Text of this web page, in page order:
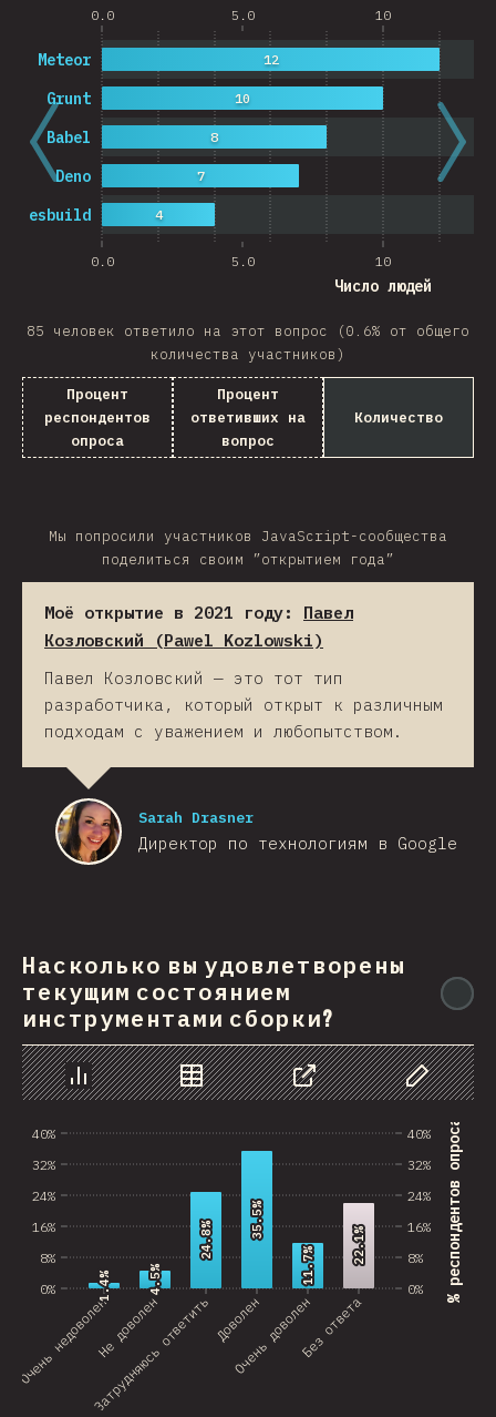
0.0 5.0 10
0.0 5.0 10
Число людей
esbuild
Deno
Babel
Grunt
Meteor
4
7
8
10
12
85 человек ответило на этот вопрос (0.6% от общего
количества участников)
Процент
респондентов
опроса
Процент
ответивших на
вопрос
Количество
Мы попросили участников JavaScript-сообщества
поделиться своим ”открытием года”
Моё открытие в 2021 году:
Павел
Козловский (Pawel Kozlowski)
Павел Козловский — это тот тип
разработчика, который открыт к различным
подходам с уважением и любопытством.
Sarah Drasner
Директор по технологиям в Google
Насколько вы удовлетворены
текущим состоянием
инструментами сборки?
График Данные Поделиться Изменить
0%
8%
16%
24%
32%
40% % респондентов опроса
Очень недоволенНе доволен
Затрудняюсь ответить Доволен
Очень доволенБез ответа
0%
8%
16%
24%
32%
40%
1.4%
1.4% 4.5%
4.5%
24.8%
24.8%
35.5%
35.5%
11.7%
11.7% 22.1%
22.1%